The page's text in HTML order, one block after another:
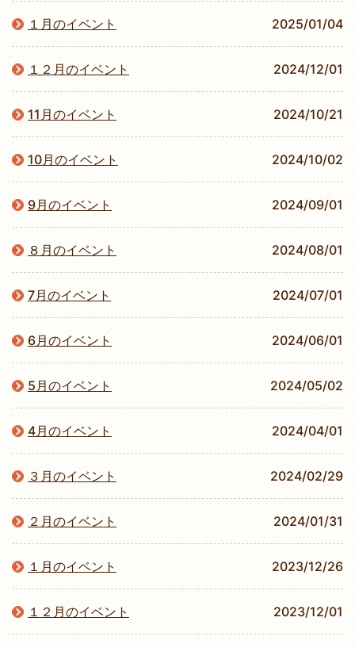
１月のイベント 2025/01/04
１２月のイベント 2024/12/01
11月のイベント 2024/10/21
10月のイベント 2024/10/02
9月のイベント 2024/09/01
８月のイベント 2024/08/01
7月のイベント 2024/07/01
6月のイベント 2024/06/01
5月のイベント 2024/05/02
4月のイベント 2024/04/01
３月のイベント 2024/02/29
２月のイベント 2024/01/31
１月のイベント 2023/12/26
１２月のイベント 2023/12/01